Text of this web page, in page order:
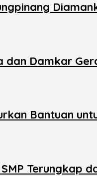
dan Damkar
Bantuan
Terungkap